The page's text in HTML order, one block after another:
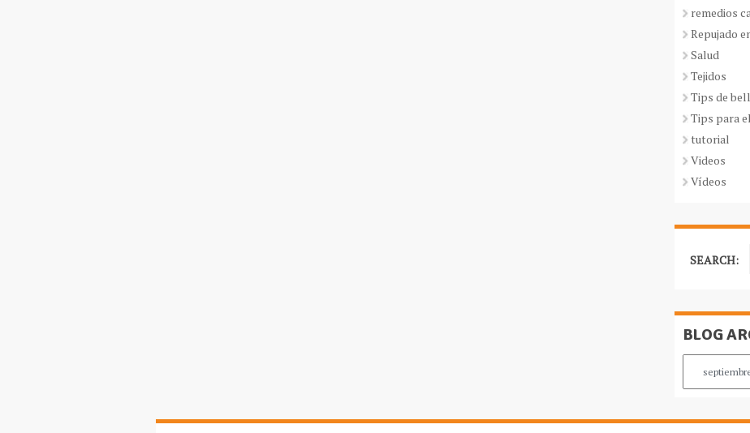
remedios
Repujado
Salud
Tejidos
Tips de
Tips para
tutorial
Videos
Vídeos
SEARCH:
BLOG